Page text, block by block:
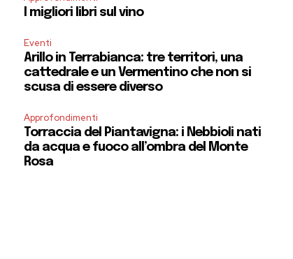
I migliori libri sul vino
Eventi
Arillo in Terrabianca: tre territori, una
cattedrale e un Vermentino che non si
scusa di essere diverso
Approfondimenti
Torraccia del Piantavigna: i Nebbioli nati
da acqua e fuoco all’ombra del Monte
Rosa